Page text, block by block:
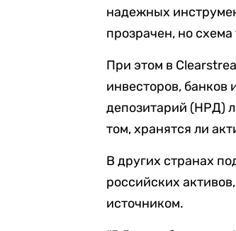
надежных
прозрачен, но схема
При этом в
инвесторов,
депозитарий (НРД)
том, хранятся ли
В других странах
российских
источником.